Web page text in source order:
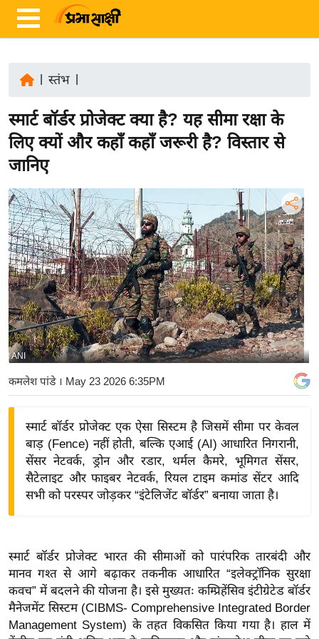
ज़ा
ख
र
रा
ष्ट्री
य
अं
त
र्रा
ष्ट्री
य
बि
ज़
ने
द्यो
वि
शे
ष
ज्ञ
रा
स्तंभ
स्मार्ट बॉर्डर प्रोजेक्ट क्या है? यह सीमा रक्षा के
लिए क्यों और कहाँ कहाँ जरूरी है? विस्तार से
जानिए
ANI
कमलेश पांडे। May 23 2026 6:35PM
स्मार्ट बॉर्डर प्रोजेक्ट एक ऐसा सिस्टम है जिसमें सीमा पर केवल
बाड़ (Fence) नहीं होती, बल्कि एआई (AI) आधारित निगरानी,
सेंसर नेटवर्क, ड्रोन और रडार, थर्मल कैमरे, भूमिगत सेंसर,
सैटेलाइट और फाइबर नेटवर्क, रियल टाइम कमांड सेंटर आदि
सभी को परस्पर जोड़कर “इंटेलिजेंट बॉर्डर” बनाया जाता है।
स्मार्ट बॉर्डर प्रोजेक्ट भारत की सीमाओं को पारंपरिक तारबंदी और
मानव गश्त से आगे बढ़ाकर तकनीक आधारित “इलेक्ट्रॉनिक सुरक्षा
कवच” में बदलने की योजना है। इसे मुख्यतः कम्प्रिहेंसिव इंटीग्रेटेड बॉर्डर
मैनेजमेंट सिस्टम (CIBMS- Comprehensive Integrated Border
Management System) के तहत विकसित किया गया है। हाल में